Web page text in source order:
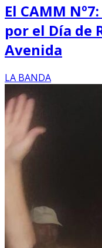
El CAMM
por el Día de
Avenida
LA BANDA